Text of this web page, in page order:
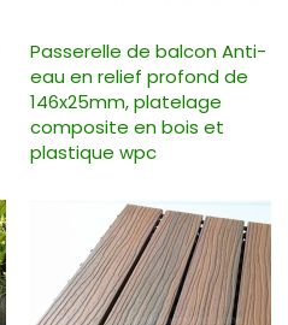
Passerelle de balcon Anti-
eau en relief profond de
146x25mm, platelage
composite en bois et
plastique wpc